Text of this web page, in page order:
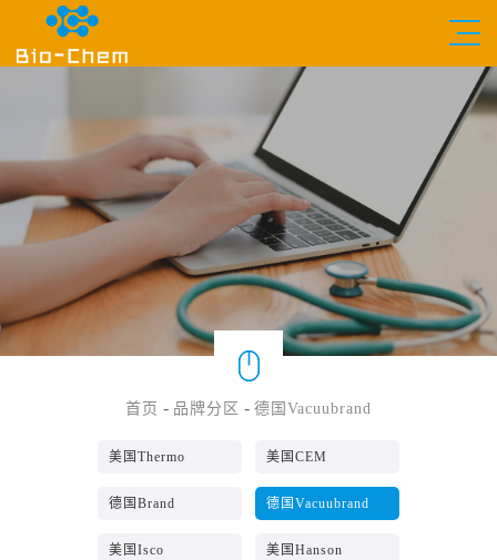
首页 - 品牌分区 - 德国Vacuubrand
美国Thermo 美国CEM
德国Brand 德国Vacuubrand
美国Isco 美国Hanson